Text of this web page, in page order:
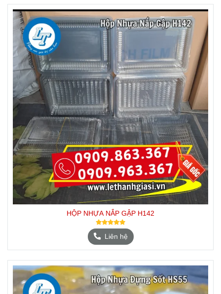
HỘP NHỰA NẮP GẬP H142
Liên hệ